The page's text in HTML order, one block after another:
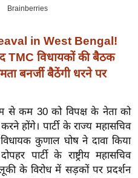
in West Bengal!
TMC विधायकों की बैठक
बनर्जी बैठेंगी धरने पर
से कम 30 को विपक्ष के नेता को
होंगे। पार्टी के राज्य महासचिव
कुणाल घोष ने दावा किया
पार्टी के राष्ट्रीय महासचिव
के विरोध में सड़कों पर प्रदर्शन